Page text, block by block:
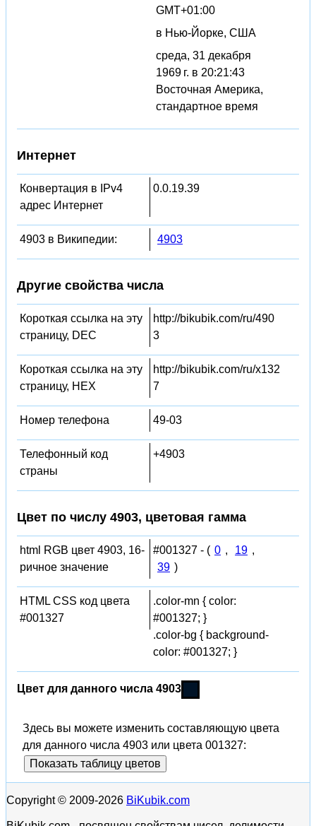
GMT+01:00
в Нью-Йорке, США
среда, 31 декабря
1969 г. в 20:21:43
Восточная Америка,
стандартное время
Интернет
Конвертация в IPv4
адрес Интернет
0.0.19.39
4903 в Википедии: 4903
Другие свойства числа
Короткая ссылка на эту
страницу, DEC
http://bikubik.com/ru/490
3
Короткая ссылка на эту
страницу, HEX
http://bikubik.com/ru/x132
7
Номер телефона 49-03
Телефонный код
страны
+4903
Цвет по числу 4903, цветовая гамма
html RGB цвет 4903, 16-
ричное значение
#001327 - ( 0 , 19 ,
39 )
HTML CSS код цвета
#001327
.color-mn { color:
#001327; }
.color-bg { background-
color: #001327; }
Цвет для данного числа 4903
Здесь вы можете изменить составляющую цвета
для данного числа 4903 или цвета 001327:
Показать таблицу цветов
Copyright © 2009-2026 BiKubik.com